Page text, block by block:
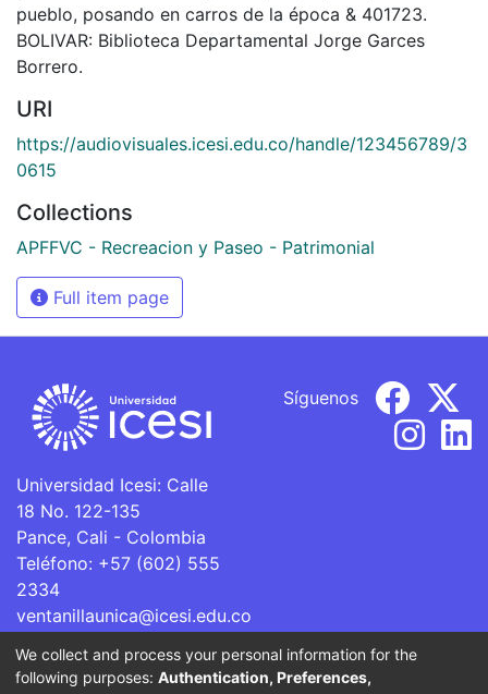
pueblo, posando en carros de la época & 401723.
BOLIVAR: Biblioteca Departamental Jorge Garces
Borrero.
URI
https://audiovisuales.icesi.edu.co/handle/123456789/3
0615
Collections
APFFVC - Recreacion y Paseo - Patrimonial
Full item page
Universidad Icesi: Calle
18 No. 122-135
Pance, Cali - Colombia
Teléfono: +57 (602) 555
2334
ventanillaunica@icesi.edu.co
Síguenos
La Universidad Icesi es una Institución de Educación
We collect and process your personal information for the
following purposes: Authentication, Preferences,